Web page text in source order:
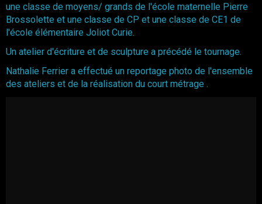
une classe de moyens/ grands de l'école maternelle Pierre
Brossolette et une classe de CP et une classe de CE1 de
l'école élémentaire Joliot Curie.
Un atelier d'écriture et de sculpture a précédé le tournage.
Nathalie Ferrier a effectué un reportage photo de l'ensemble
des ateliers et de la réalisation du court métrage .